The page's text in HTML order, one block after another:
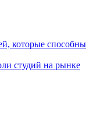
которые способны
студий на рынке